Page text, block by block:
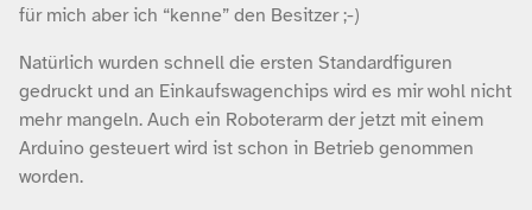
für mich aber ich “kenne” den Besitzer ;-)
Natürlich wurden schnell die ersten Standardfiguren
gedruckt und an Einkaufswagenchips wird es mir wohl nicht
mehr mangeln. Auch ein Roboterarm der jetzt mit einem
Arduino gesteuert wird ist schon in Betrieb genommen
worden.